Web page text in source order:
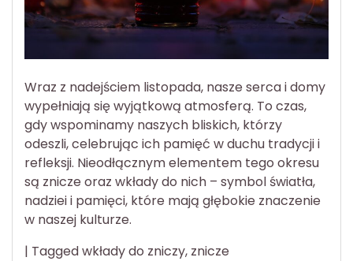
Wraz z nadejściem listopada, nasze serca i domy
wypełniają się wyjątkową atmosferą. To czas,
gdy wspominamy naszych bliskich, którzy
odeszli, celebrując ich pamięć w duchu tradycji i
refleksji. Nieodłącznym elementem tego okresu
są znicze oraz wkłady do nich – symbol światła,
nadziei i pamięci, które mają głębokie znaczenie
w naszej kulturze.
| Taggedwkłady do zniczy, znicze